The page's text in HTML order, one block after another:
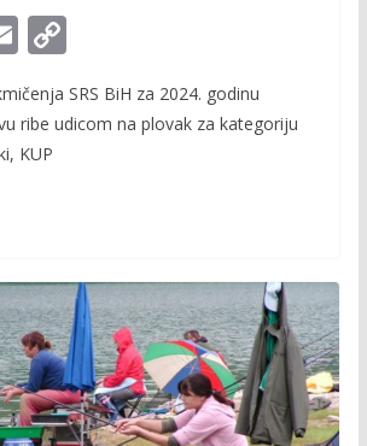
E
m
ai
l
C
p
SRS BiH za 2024. godinu
ribe udicom na plovak za kategoriju
KUP